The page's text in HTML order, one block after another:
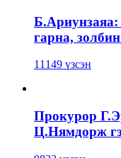
Б.Ариунзаяа:
гарна,
11149 үзсэн
Прокурор
Ц.Нямдорж